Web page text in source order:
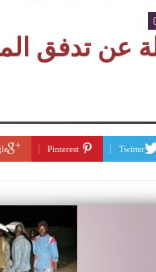
عن تدفق
Twitter
Pinterest